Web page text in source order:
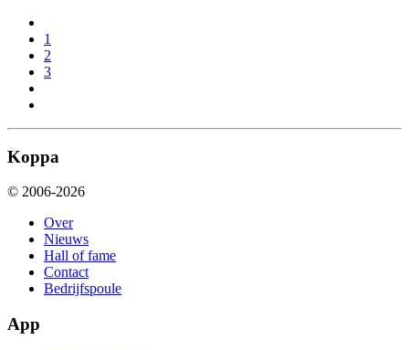
1
2
3
Koppa
© 2006-2026
Over
Nieuws
Hall of fame
Contact
Bedrijfspoule
App